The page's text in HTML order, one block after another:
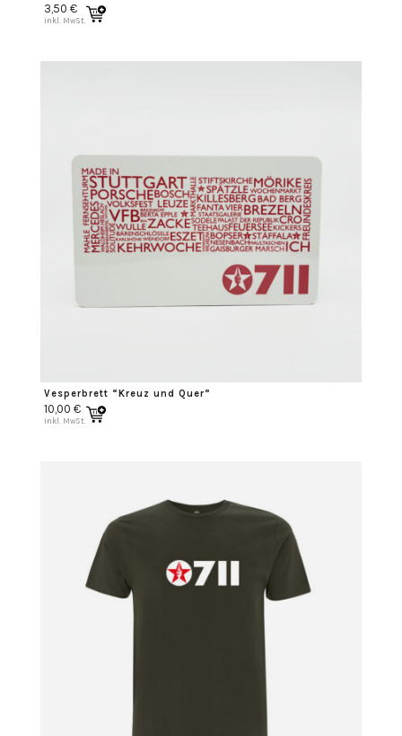
3,50 €
inkl. MwSt.
Vesperbrett “Kreuz und Quer”
10,00 €
inkl. MwSt.